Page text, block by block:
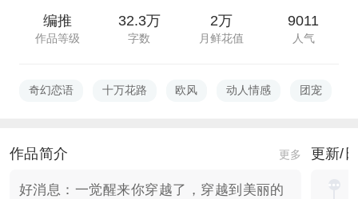
编推
作品等级
32.3万
字数
2万
月鲜花值
9011
人气
奇幻恋语 十万花路 欧风 动人情感 团宠
作品简介 更多
好消息：一觉醒来你穿越了，穿越到美丽的
更新/